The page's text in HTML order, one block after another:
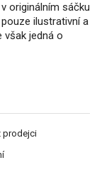
originálním sáčku
ilustrativní a
však jedná o
prodejci